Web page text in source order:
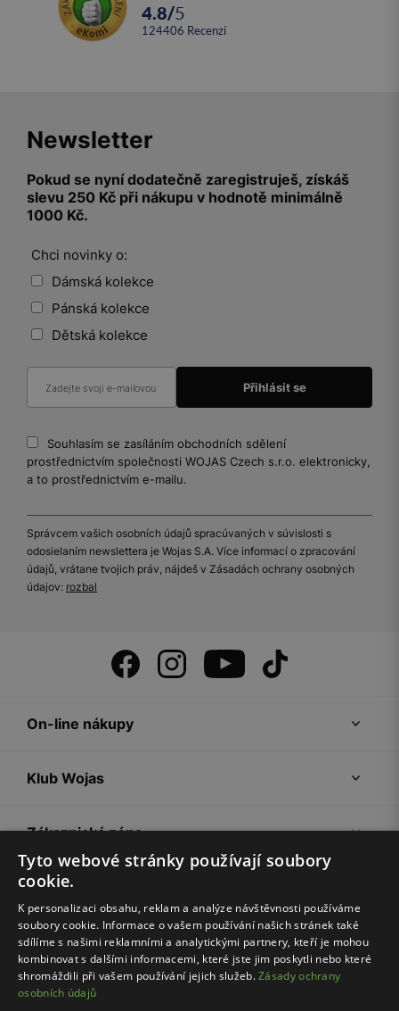
4.8/5
124406 recenzí
Newsletter
Pokud se nyní dodatečně zaregistruješ, získáš
slevu 250 Kč při nákupu v hodnotě minimálně
1000 Kč.
Chci novinky o:
Dámská kolekce
Pánská kolekce
Dětská kolekce
Souhlasím se zasíláním obchodních sdělení
prostřednictvím společnosti WOJAS Czech s.r.o. elektronicky,
a to prostřednictvím e-mailu.
Správcem vašich osobních údajů spracúvaných v súvislosti s
odosielaním newslettera je Wojas S.A. Více informací o zpracování
údajů, vrátane tvojich práv, nájdeš v Zásadách ochrany osobných
údajov: rozbal
On-line nákupy
Klub Wojas
Zákaznická zóna
Společnost Wojas
Rady
Tyto webové stránky používají soubory
cookie.
K personalizaci obsahu, reklam a analýze návštěvnosti používáme
soubory cookie. Informace o vašem používání našich stránek také
sdílíme s našimi reklamními a analytickými partnery, kteří je mohou
kombinovat s dalšími informacemi, které jste jim poskytli nebo které
shromáždili při vašem používání jejich služeb.Zásady ochrany
osobních údajů